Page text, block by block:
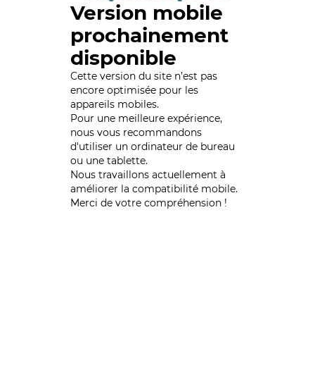
Version mobile
prochainement
disponible
Cette version du site n’est pas
encore optimisée pour les
appareils mobiles.
Pour une meilleure expérience,
nous vous recommandons
d'utiliser un ordinateur de bureau
ou une tablette.
Nous travaillons actuellement à
améliorer la compatibilité mobile.
Merci de votre compréhension !